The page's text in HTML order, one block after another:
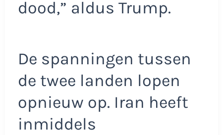
dood,” aldus Trump.
De spanningen tussen
de twee landen lopen
opnieuw op. Iran heeft
inmiddels